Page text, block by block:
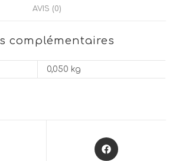
AVIS (0)
complémentaires
0,050 kg
Opens
in